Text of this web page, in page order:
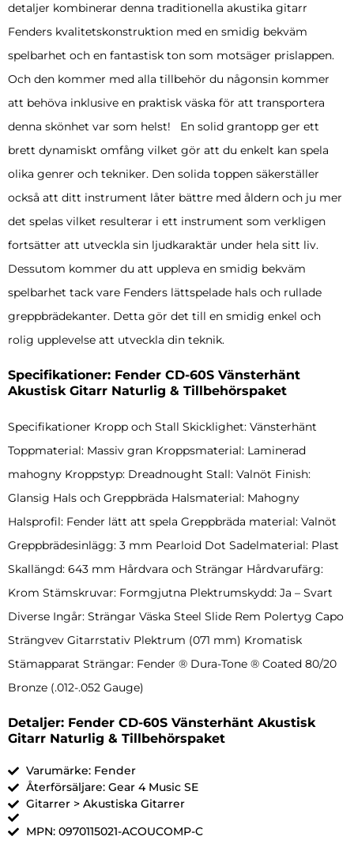
detaljer kombinerar denna traditionella akustika gitarr
Fenders kvalitetskonstruktion med en smidig bekväm
spelbarhet och en fantastisk ton som motsäger prislappen.
Och den kommer med alla tillbehör du någonsin kommer
att behöva inklusive en praktisk väska för att transportera
denna skönhet var som helst! En solid grantopp ger ett
brett dynamiskt omfång vilket gör att du enkelt kan spela
olika genrer och tekniker. Den solida toppen säkerställer
också att ditt instrument låter bättre med åldern och ju mer
det spelas vilket resulterar i ett instrument som verkligen
fortsätter att utveckla sin ljudkaraktär under hela sitt liv.
Dessutom kommer du att uppleva en smidig bekväm
spelbarhet tack vare Fenders lättspelade hals och rullade
greppbrädekanter. Detta gör det till en smidig enkel och
rolig upplevelse att utveckla din teknik.
Specifikationer: Fender CD-60S Vänsterhänt
Akustisk Gitarr Naturlig & Tillbehörspaket
Specifikationer Kropp och Stall Skicklighet: Vänsterhänt
Toppmaterial: Massiv gran Kroppsmaterial: Laminerad
mahogny Kroppstyp: Dreadnought Stall: Valnöt Finish:
Glansig Hals och Greppbräda Halsmaterial: Mahogny
Halsprofil: Fender lätt att spela Greppbräda material: Valnöt
Greppbrädesinlägg: 3 mm Pearloid Dot Sadelmaterial: Plast
Skallängd: 643 mm Hårdvara och Strängar Hårdvarufärg:
Krom Stämskruvar: Formgjutna Plektrumskydd: Ja – Svart
Diverse Ingår: Strängar Väska Steel Slide Rem Polertyg Capo
Strängvev Gitarrstativ Plektrum (071 mm) Kromatisk
Stämapparat Strängar: Fender ® Dura-Tone ® Coated 80/20
Bronze (.012-.052 Gauge)
Detaljer: Fender CD-60S Vänsterhänt Akustisk
Gitarr Naturlig & Tillbehörspaket
Varumärke: Fender
Återförsäljare: Gear 4 Music SE
Gitarrer > Akustiska Gitarrer
MPN: 0970115021-ACOUCOMP-C